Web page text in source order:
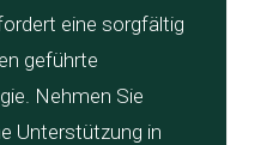
eine sorgfältig
geführte
Nehmen Sie
Unterstützung in